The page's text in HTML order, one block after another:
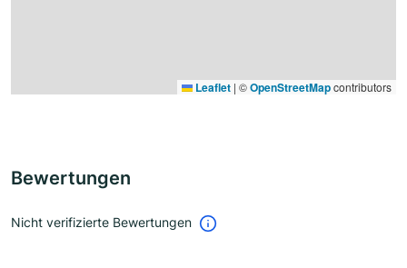
Leaflet | ©OpenStreetMapcontributors
Bewertungen
Nicht verifizierte Bewertungen